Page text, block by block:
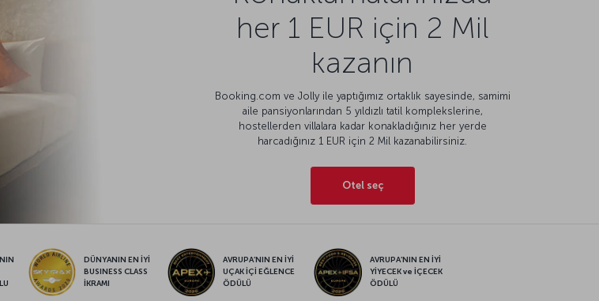
her 1 EUR için 2 Mil
kazanın
Booking.com ve Jolly ile yaptığımız ortaklık sayesinde, samimi
aile pansiyonlarından 5 yıldızlı tatil komplekslerine,
hostellerden villalara kadar konakladığınız her yerde
harcadığınız 1 EUR için 2 Mil kazanabilirsiniz.
Otel seç
DÜNYANIN EN İYİ
BUSINESS CLASS
İKRAMI
AVRUPA’NIN EN İYİ
UÇAK İÇİ EĞLENCE
ÖDÜLÜ
AVRUPA’NIN EN İYİ
YİYECEK ve İÇECEK
ÖDÜLÜ